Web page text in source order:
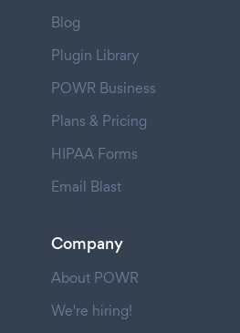
Blog
Plugin Library
POWR Business
Plans & Pricing
HIPAA Forms
Email Blast
Company
About POWR
We're hiring!